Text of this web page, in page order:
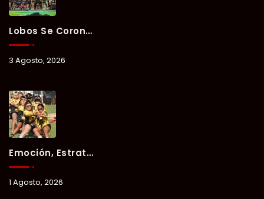
Lobos Se Corona Campeón Del Verano Xul-Há 2026 Tras Tres Días De Intensa Competencia.
3 Agosto, 2026
Emoción, Estrategia Y Trabajo En Equipo Marcan El Segundo Día Del Verano Xul-Há 2026.
1 Agosto, 2026